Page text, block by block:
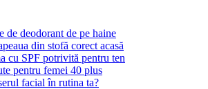
de deodorant de pe haine
din stofă corect acasă
cu SPF potrivită pentru ten
pentru femei 40 plus
facial în rutina ta?